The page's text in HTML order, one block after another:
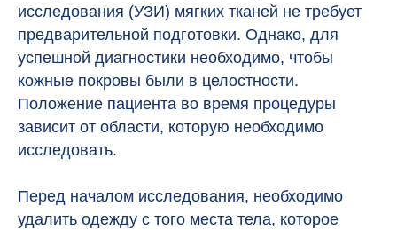
исследования (УЗИ) мягких тканей не требует
предварительной подготовки. Однако, для
успешной диагностики необходимо, чтобы
кожные покровы были в целостности.
Положение пациента во время процедуры
зависит от области, которую необходимо
исследовать.
Перед началом исследования, необходимо
удалить одежду с того места тела, которое